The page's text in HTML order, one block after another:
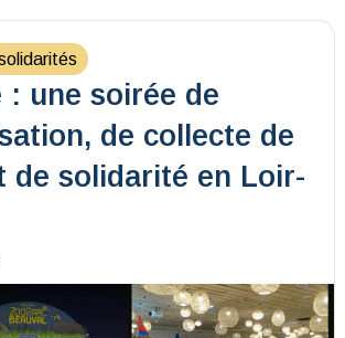
: une soirée de
de collecte de
de solidarité en Loir-